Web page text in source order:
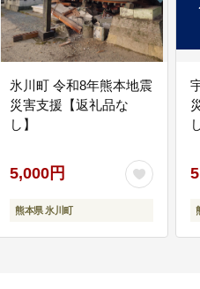
氷川町 令和8年熊本地震
災害支援【返礼品な
し】
5,000円
熊本県 氷川町